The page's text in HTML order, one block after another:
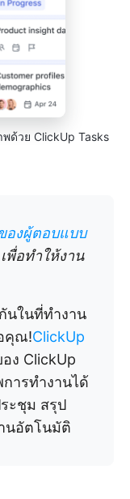
ด้วย ClickUp Tasks
องผู้ตอบแบบ
พื่อทำให้งาน
นในที่ทำงาน
คุณ!ClickUp
ง ClickUp
ารทำงานได้
ะชุม สรุป
นอัตโนมัติ